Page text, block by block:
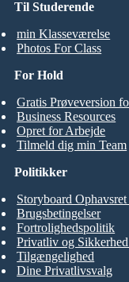
Til Studerende
min Klasseværelse
Photos For Class
For Hold
Gratis Prøveversion
Business Resources
Opret for Arbejde
Tilmeld dig min Team
Politikker
Storyboard
Brugsbetingelser
Fortrolighedspolitik
Privatliv og
Tilgængelighed
Dine Privatlivsvalg